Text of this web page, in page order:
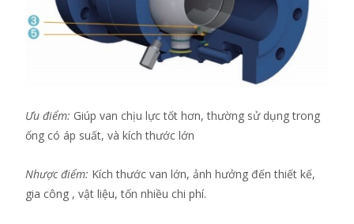
Ưu điểm: Giúp van chịu lực tốt hơn, thường sử dụng trong
ống có áp suất, và kích thước lớn
Nhược điểm: Kích thước van lớn, ảnh hưởng đến thiết kế,
gia công , vật liệu, tốn nhiều chi phí.